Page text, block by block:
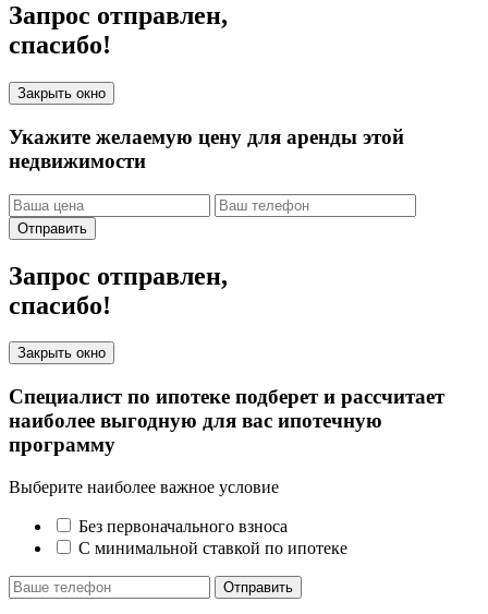
Запрос отправлен,
спасибо!
Закрыть окно
Укажите желаемую цену для аренды этой
недвижимости
Отправить
Запрос отправлен,
спасибо!
Закрыть окно
Специалист по ипотеке подберет и рассчитает
наиболее выгодную для вас ипотечную
программу
Выберите наиболее важное условие
Без первоначального взноса
С минимальной ставкой по ипотеке
Отправить